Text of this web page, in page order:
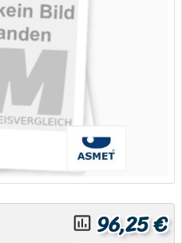
insert_chart_outlined 96,25 €